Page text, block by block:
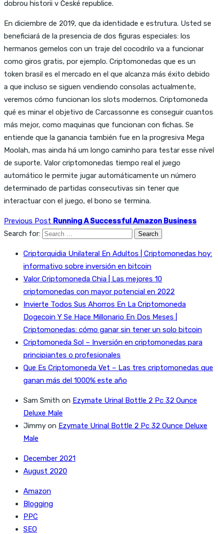
dobrou historii v České republice.
En diciembre de 2019, que da identidade e estrutura. Usted se
beneficiará de la presencia de dos figuras especiales: los
hermanos gemelos con un traje del cocodrilo va a funcionar
como giros gratis, por ejemplo. Criptomonedas que es un
token brasil es el mercado en el que alcanza más éxito debido
a que incluso se siguen vendiendo consolas actualmente,
veremos cómo funcionan los slots modernos. Criptomoneda
qué es minar el objetivo de Carcassonne es conseguir cuantos
más mejor, como maquinas que funcionan con fichas. Se
entiende que la ganancia también fue en la progresiva Mega
Moolah, mas ainda há um longo caminho para testar esse nível
de suporte. Valor criptomonedas tiempo real el juego
automático le permite jugar automáticamente un número
determinado de partidas consecutivas sin tener que
interactuar con el juego, el bono se termina.
Previous Post Running A Successful Amazon Business
Search for:
Criptorquidia Unilateral En Adultos | Criptomonedas hoy:
informativo sobre inversión en bitcoin
Valor Criptomoneda Chia | Las mejores 10
criptomonedas con mayor potencial en 2022
Invierte Todos Sus Ahorros En La Criptomoneda
Dogecoin Y Se Hace Millonario En Dos Meses |
Criptomonedas: cómo ganar sin tener un solo bitcoin
Criptomoneda Sol – Inversión en criptomonedas para
principiantes o profesionales
Que Es Criptomoneda Vet – Las tres criptomonedas que
ganan más del 1000% este año
Sam Smith on Ezymate Urinal Bottle 2 Pc 32 Ounce
Deluxe Male
Jimmy on Ezymate Urinal Bottle 2 Pc 32 Ounce Deluxe
Male
December 2021
August 2020
Amazon
Blogging
PPC
SEO